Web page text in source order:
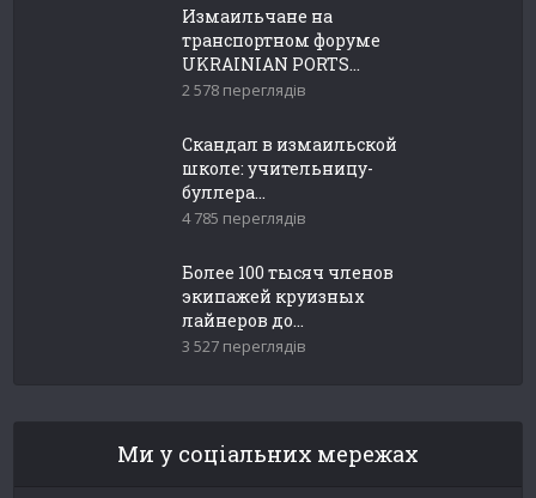
Измаильчане на
транспортном форуме
UKRAINIAN PORTS...
2 578 переглядів
Скандал в измаильской
школе: учительницу-
буллера...
4 785 переглядів
Более 100 тысяч членов
экипажей круизных
лайнеров до...
3 527 переглядів
Ми у соціальних мережах